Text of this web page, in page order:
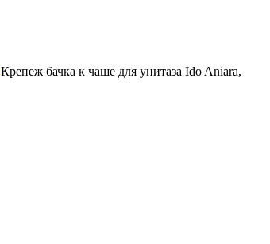
Крепеж бачка к чаше для унитаза Ido Aniara,